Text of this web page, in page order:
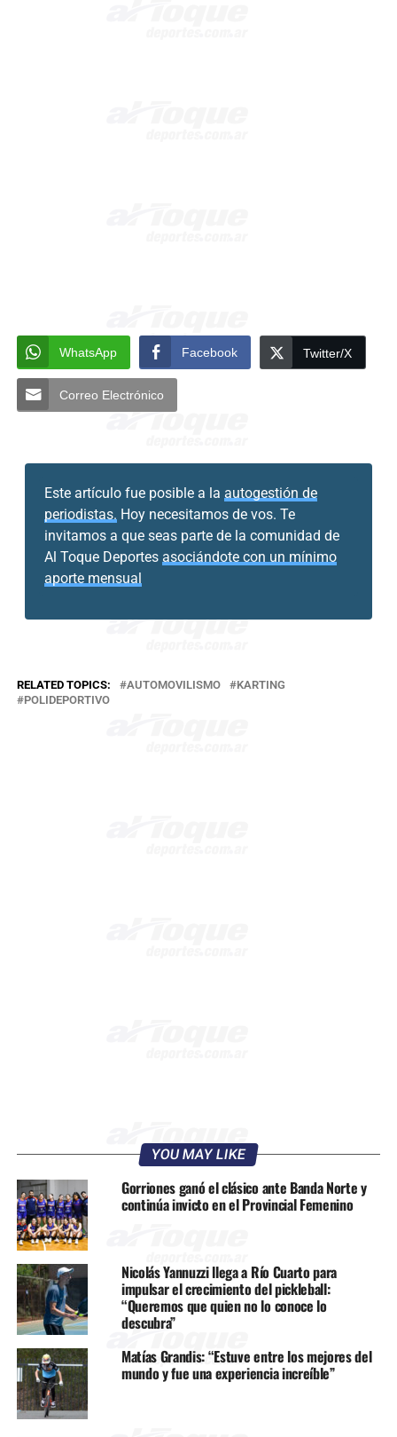
WhatsApp Facebook Twitter/X
Correo Electrónico
Este artículo fue posible a la autogestión de
periodistas. Hoy necesitamos de vos. Te
invitamos a que seas parte de la comunidad de
Al Toque Deportes asociándote con un mínimo
aporte mensual
RELATED TOPICS: AUTOMOVILISMO
KARTING
POLIDEPORTIVO
YOU MAY LIKE
Gorriones ganó el clásico ante Banda Norte y
continúa invicto en el Provincial Femenino
Nicolás Yannuzzi llega a Río Cuarto para
impulsar el crecimiento del pickleball:
“Queremos que quien no lo conoce lo
descubra”
Matías Grandis: “Estuve entre los mejores del
mundo y fue una experiencia increíble”